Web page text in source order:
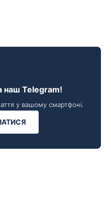
наш Telegram!
у вашому смартфоні.